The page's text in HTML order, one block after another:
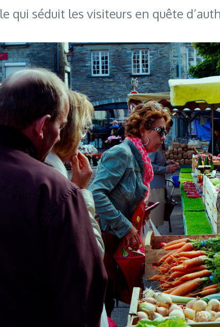
qui séduit les visiteurs en quête